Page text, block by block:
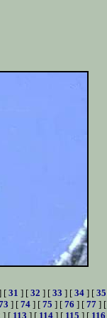
[31 ] [ 32 ] [ 33 ] [ 34 ] [ 35
] [ 74] [ 75 ] [ 76 ] [ 77] [
] [ 113 ] [ 114 ] [ 115 ] [ 116